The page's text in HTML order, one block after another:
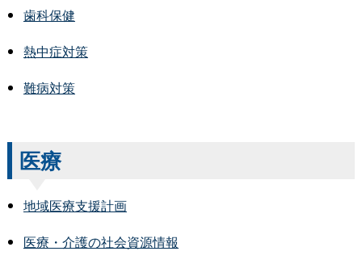
歯科保健
熱中症対策
難病対策
医療
地域医療支援計画
医療・介護の社会資源情報